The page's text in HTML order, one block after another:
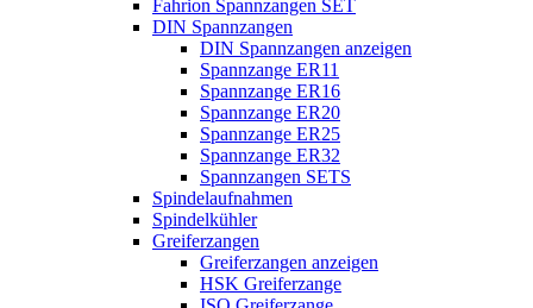
Fahrion Spannzangen SET
DIN Spannzangen
DIN Spannzangen anzeigen
Spannzange ER11
Spannzange ER16
Spannzange ER20
Spannzange ER25
Spannzange ER32
Spannzangen SETS
Spindelaufnahmen
Spindelkühler
Greiferzangen
Greiferzangen anzeigen
HSK Greiferzange